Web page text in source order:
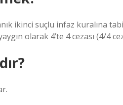
ikinci suçlu infaz kuralına
olarak 4’te 4 cezası (4/4